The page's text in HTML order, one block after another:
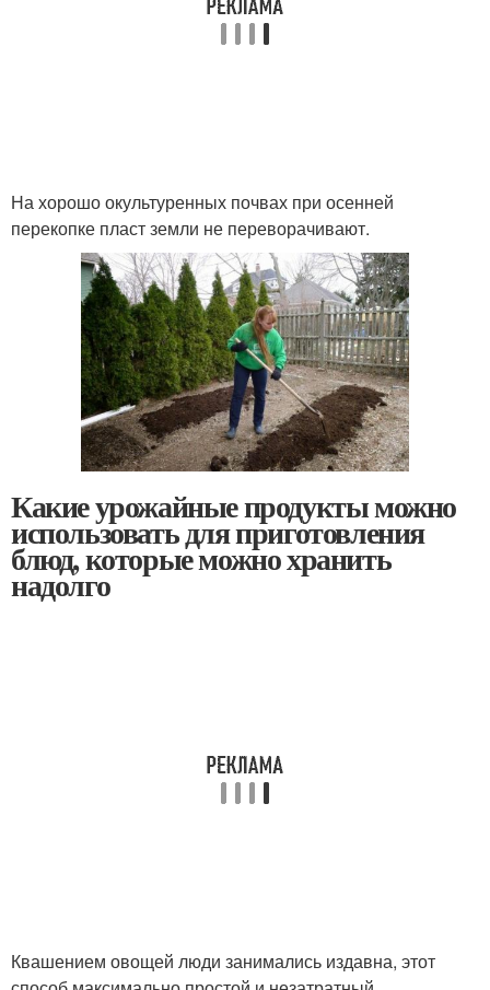
На хорошо окультуренных почвах при осенней
перекопке пласт земли не переворачивают.
Какие урожайные продукты можно
использовать для приготовления
блюд, которые можно хранить
надолго
Квашением овощей люди занимались издавна, этот